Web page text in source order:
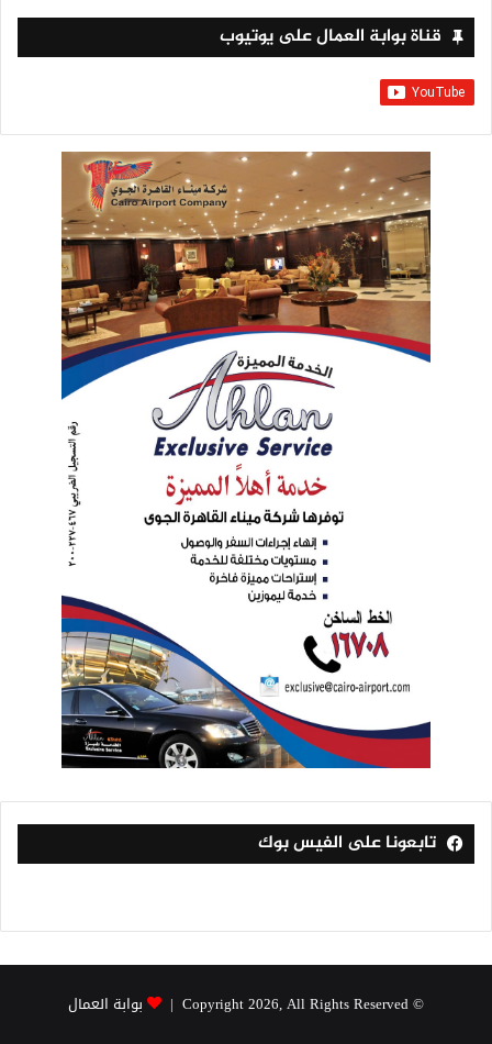
قناة بوابة العمال على يوتيوب
تابعونا على الفيس بوك
© Copyright 2026, All Rights Reserved | بوابة العمال